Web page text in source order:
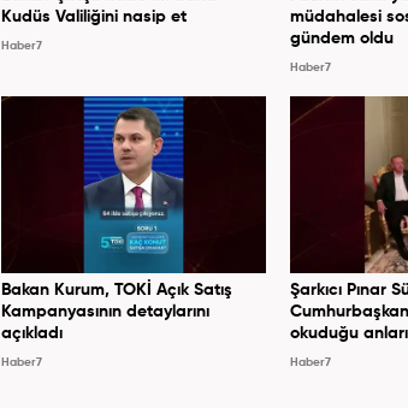
Kudüs Valiliğini nasip et
Haber7
müdahalesi
gündem oldu
Haber7
Bakan Kurum, TOKİ Açık Satış
Kampanyasının detaylarını
açıkladı
Haber7
Şarkıcı Pınar
okuduğu
Haber7